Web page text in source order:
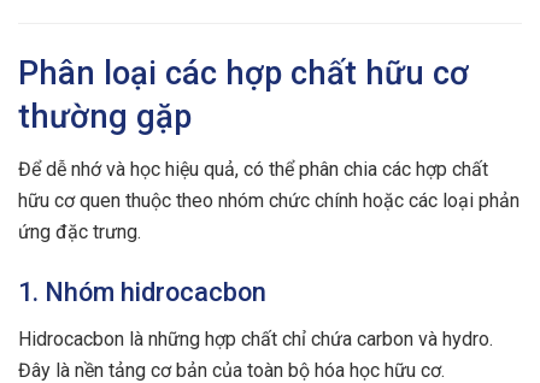
Phân loại các hợp chất hữu cơ
thường gặp
Để dễ nhớ và học hiệu quả, có thể phân chia các hợp chất
hữu cơ quen thuộc theo nhóm chức chính hoặc các loại phản
ứng đặc trưng.
1. Nhóm hidrocacbon
Hidrocacbon là những hợp chất chỉ chứa carbon và hydro.
Đây là nền tảng cơ bản của toàn bộ hóa học hữu cơ.